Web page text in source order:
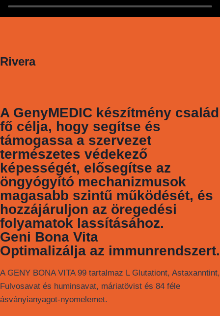
Rivera
A GenyMEDIC készítmény család
fő célja, hogy segítse és
támogassa a szervezet
természetes védekező
képességét, elősegítse az
öngyógyító mechanizmusok
magasabb szintű működését, és
hozzájáruljon az öregedési
folyamatok lassításához.
Geni Bona Vita
Optimalizálja az immunrendszert.
A GENY BONA VITA 99 tartalmaz L Glutationt, Astaxanntint,
Fulvosavat és huminsavat, máriatövist és 84 féle
ásványianyagot-nyomelemet.